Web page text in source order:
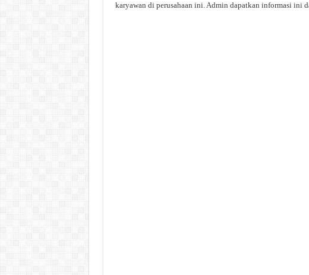
karyawan di perusahaan ini. Admin dapatkan informasi ini